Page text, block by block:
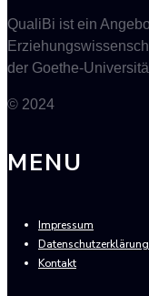
QualiBi ist ein
der Goethe-
© 2024
MENU
Impressum
Datenschutzerklärung
Kontakt